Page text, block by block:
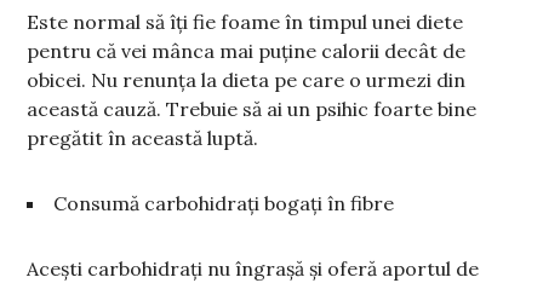
Este normal să îți fie foame în timpul unei diete
pentru că vei mânca mai puține calorii decât de
obicei. Nu renunța la dieta pe care o urmezi din
această cauză. Trebuie să ai un psihic foarte bine
pregătit în această luptă.
Consumă carbohidrați bogați în fibre
Acești carbohidrați nu îngrașă și oferă aportul de